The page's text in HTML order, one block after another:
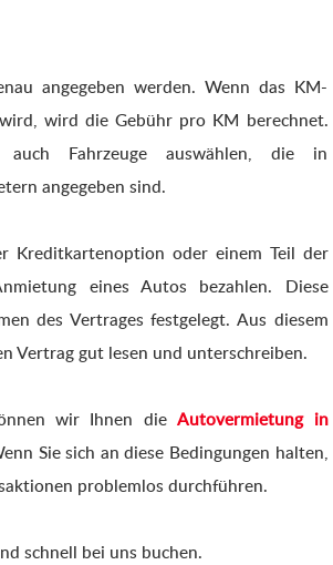
angegeben werden. Wenn das KM-
wird die Gebühr pro KM berechnet.
Fahrzeuge auswählen, die in
angegeben sind.
Kreditkartenoption oder einem Teil der
eines Autos bezahlen. Diese
des Vertrages festgelegt. Aus diesem
Vertrag gut lesen und unterschreiben.
wir Ihnen dieAutovermietung in
Sie sich an diese Bedingungen halten,
problemlos durchführen.
schnell bei uns buchen.